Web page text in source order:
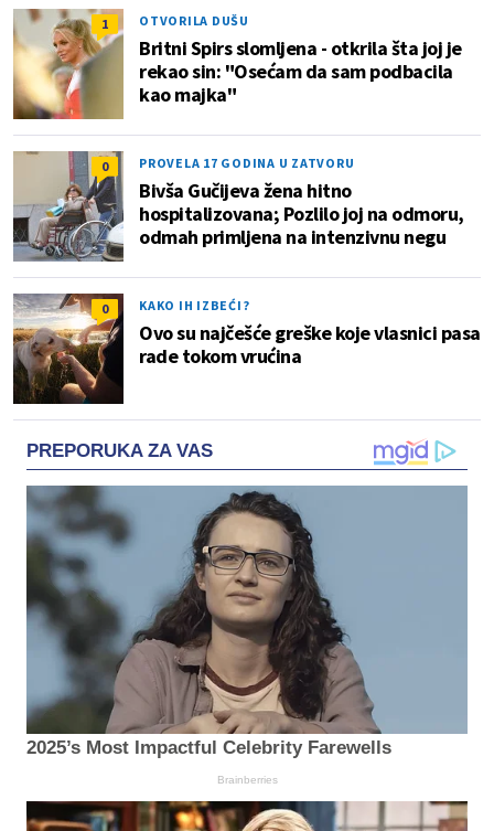
1 OTVORILA DUŠU
Britni Spirs slomljena - otkrila šta joj je
rekao sin: "Osećam da sam podbacila
kao majka"
0 PROVELA 17 GODINA U ZATVORU
Bivša Gučijeva žena hitno
hospitalizovana; Pozlilo joj na odmoru,
odmah primljena na intenzivnu negu
0 KAKO IH IZBEĆI?
Ovo su najčešće greške koje vlasnici pasa
rade tokom vrućina
PREPORUKA ZA VAS
2025’s Most Impactful Celebrity Farewells
Brainberries